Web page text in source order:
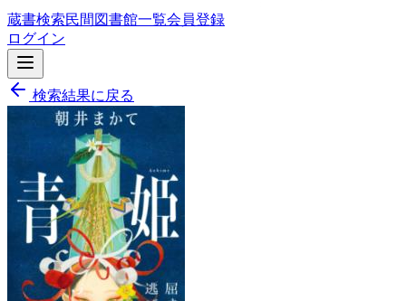
蔵書検索民間図書館一覧会員登録
ログイン
検索結果に戻る